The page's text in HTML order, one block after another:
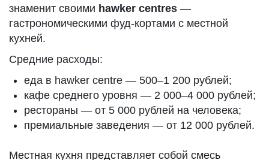
знаменит своими hawker centres —
гастрономическими фуд-кортами с местной
кухней.
Средние расходы:
еда в hawker centre — 500–1 200 рублей;
кафе среднего уровня — 2 000–4 000 рублей;
рестораны — от 5 000 рублей на человека;
премиальные заведения — от 12 000 рублей.
Местная кухня представляет собой смесь